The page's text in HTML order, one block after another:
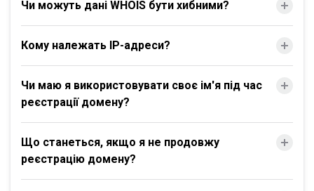
Чи можуть дані WHOIS бути хибними?
Кому належать IP-адреси?
Чи маю я використовувати своє ім'я під час
реєстрації домену?
Що станеться, якщо я не продовжу
реєстрацію домену?